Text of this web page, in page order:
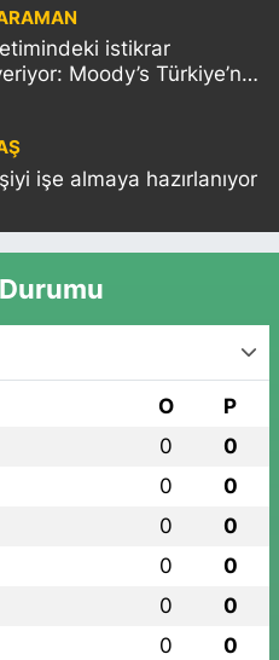
istikrar
Moody’s Türkiye’nin
işe almaya hazırlanıyor
O P
0 0
0 0
0 0
0 0
0 0
0 0